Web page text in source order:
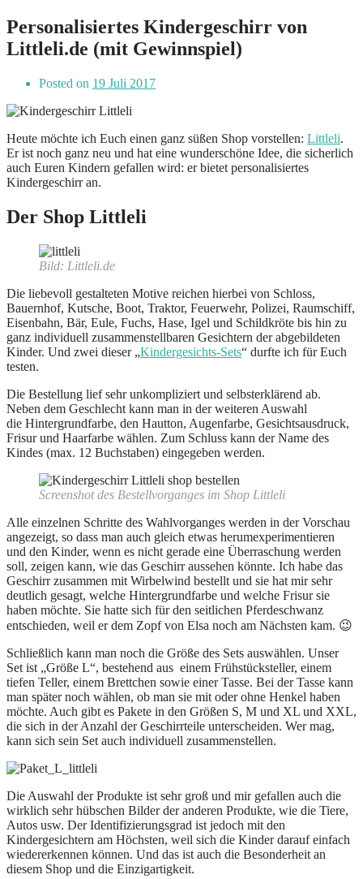
Personalisiertes Kindergeschirr von
Littleli.de (mit Gewinnspiel)
Posted on 19 Juli 2017
Heute möchte ich Euch einen ganz süßen Shop vorstellen: Littleli.
Er ist noch ganz neu und hat eine wunderschöne Idee, die sicherlich
auch Euren Kindern gefallen wird: er bietet personalisiertes
Kindergeschirr an.
Der Shop Littleli
Bild: Littleli.de
Die liebevoll gestalteten Motive reichen hierbei von Schloss,
Bauernhof, Kutsche, Boot, Traktor, Feuerwehr, Polizei, Raumschiff,
Eisenbahn, Bär, Eule, Fuchs, Hase, Igel und Schildkröte bis hin zu
ganz individuell zusammenstellbaren Gesichtern der abgebildeten
Kinder. Und zwei dieser „Kindergesichts-Sets“ durfte ich für Euch
testen.
Die Bestellung lief sehr unkompliziert und selbsterklärend ab.
Neben dem Geschlecht kann man in der weiteren Auswahl
die Hintergrundfarbe, den Hautton, Augenfarbe, Gesichtsausdruck,
Frisur und Haarfarbe wählen. Zum Schluss kann der Name des
Kindes (max. 12 Buchstaben) eingegeben werden.
Screenshot des Bestellvorganges im Shop Littleli
Alle einzelnen Schritte des Wahlvorganges werden in der Vorschau
angezeigt, so dass man auch gleich etwas herumexperimentieren
und den Kinder, wenn es nicht gerade eine Überraschung werden
soll, zeigen kann, wie das Geschirr aussehen könnte. Ich habe das
Geschirr zusammen mit Wirbelwind bestellt und sie hat mir sehr
deutlich gesagt, welche Hintergrundfarbe und welche Frisur sie
haben möchte. Sie hatte sich für den seitlichen Pferdeschwanz
entschieden, weil er dem Zopf von Elsa noch am Nächsten kam. 😉
Schließlich kann man noch die Größe des Sets auswählen. Unser
Set ist „Größe L“, bestehend aus einem Frühstücksteller, einem
tiefen Teller, einem Brettchen sowie einer Tasse. Bei der Tasse kann
man später noch wählen, ob man sie mit oder ohne Henkel haben
möchte. Auch gibt es Pakete in den Größen S, M und XL und XXL,
die sich in der Anzahl der Geschirrteile unterscheiden. Wer mag,
kann sich sein Set auch individuell zusammenstellen.
Die Auswahl der Produkte ist sehr groß und mir gefallen auch die
wirklich sehr hübschen Bilder der anderen Produkte, wie die Tiere,
Autos usw. Der Identifizierungsgrad ist jedoch mit den
Kindergesichtern am Höchsten, weil sich die Kinder darauf einfach
wiedererkennen können. Und das ist auch die Besonderheit an
diesem Shop und die Einzigartigkeit.